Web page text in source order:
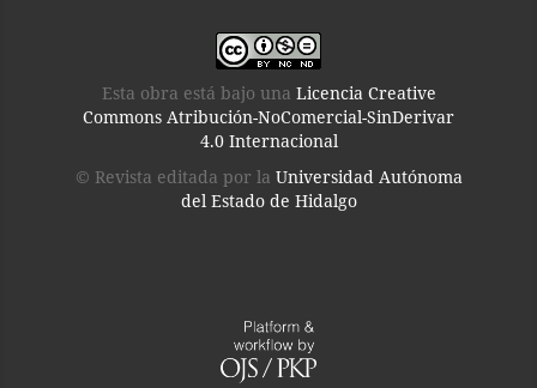
Esta obra está bajo una Licencia Creative
Commons Atribución-NoComercial-SinDerivar
4.0 Internacional
© Revista editada por la Universidad Autónoma
del Estado de Hidalgo